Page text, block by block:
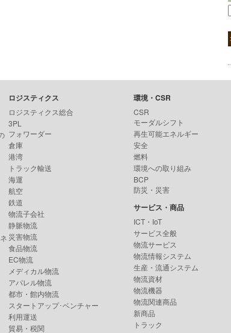
ロジスティクス
ロジスティクス総合
3PL
フォワーダー
倉庫
港湾
トラック輸送
海運
航空
鉄道
物流子会社
静脈物流
災害物流
食品物流
EC物流
メディカル物流
アパレル物流
都市・館内物流
スタートアップ･ベンチャー
利用運送
貿易・税関
環境・CSR
CSR
モーダルシフト
再生可能エネルギー
安全
燃料
環境への取り組み
BCP
防災・災害
サービス・商品
ICT・IoT
サービス全般
物流サービス
物流情報システム
生産・流通システム
物流資材
物流機器
物流関連商品
新商品
トラック